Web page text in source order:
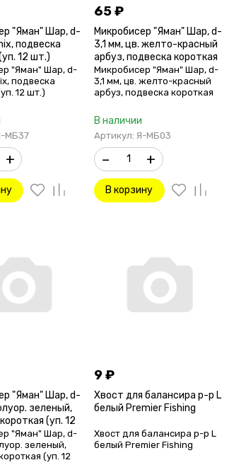
"Яман" Шар, d-
подвеска
12 шт.)
"Яман" Шар, d-
подвеска
12 шт.)
МБ37
+
65₽
Микробисер "Яман" Шар, d-
3,1 мм, цв. желто-красный
арбуз, подвеска короткая
(уп. 12 шт.)
Микробисер "Яман" Шар, d-
3,1 мм, цв. желто-красный
арбуз, подвеска короткая
В наличии
Артикул: Я-МБ03
– +
В корзину
"Яман" Шар, d-
зеленый,
(уп. 12
"Яман" Шар, d-
зеленый,
(уп. 12
9₽
Хвост для балансира р-р L
белый Premier Fishing
Хвост для балансира р-р L
белый Premier Fishing